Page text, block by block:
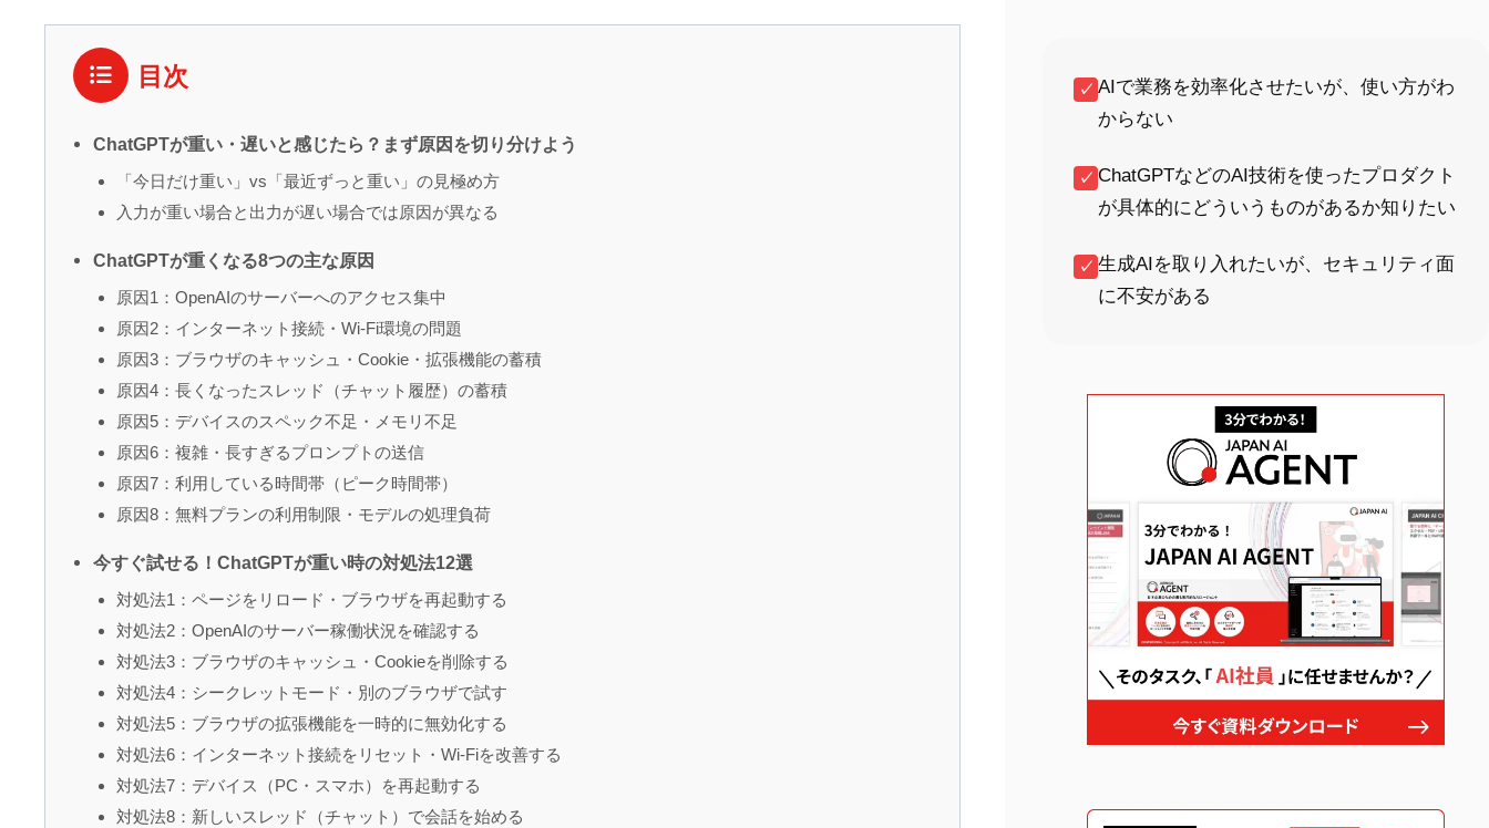
目次
ChatGPTが重い・遅いと感じたら？まず原因を切り分けよう
「今日だけ重い」vs「最近ずっと重い」の見極め方
入力が重い場合と出力が遅い場合では原因が異なる
ChatGPTが重くなる8つの主な原因
原因1：OpenAIのサーバーへのアクセス集中
原因2：インターネット接続・Wi-Fi環境の問題
原因3：ブラウザのキャッシュ・Cookie・拡張機能の蓄積
原因4：長くなったスレッド（チャット履歴）の蓄積
原因5：デバイスのスペック不足・メモリ不足
原因6：複雑・長すぎるプロンプトの送信
原因7：利用している時間帯（ピーク時間帯）
原因8：無料プランの利用制限・モデルの処理負荷
今すぐ試せる！ChatGPTが重い時の対処法12選
対処法1：ページをリロード・ブラウザを再起動する
対処法2：OpenAIのサーバー稼働状況を確認する
対処法3：ブラウザのキャッシュ・Cookieを削除する
対処法4：シークレットモード・別のブラウザで試す
対処法5：ブラウザの拡張機能を一時的に無効化する
対処法6：インターネット接続をリセット・Wi-Fiを改善する
対処法7：デバイス（PC・スマホ）を再起動する
対処法8：新しいスレッド（チャット）で会話を始める
✓ AIで業務を効率化させたいが、使い方がわ
からない
✓ ChatGPTなどのAI技術を使ったプロダクト
が具体的にどういうものがあるか知りたい
✓ 生成AIを取り入れたいが、セキュリティ面
に不安がある